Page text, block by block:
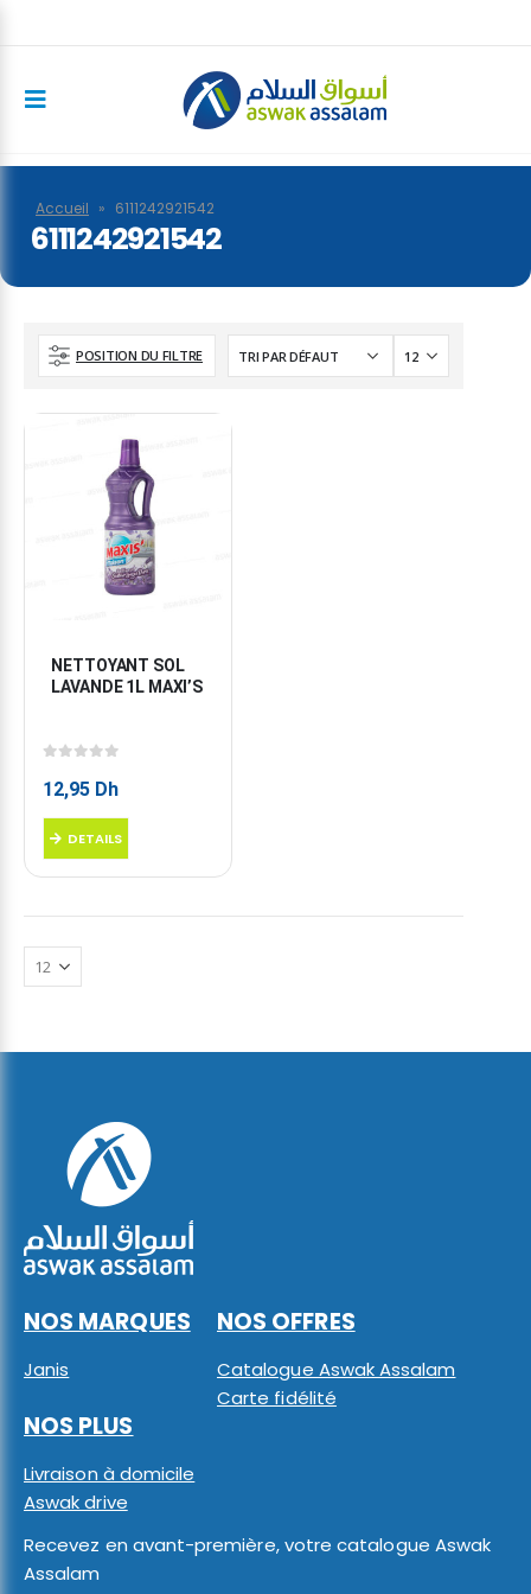
Accueil » 6111242921542
6111242921542
POSITION DU FILTRE
NETTOYANT SOL
LAVANDE 1L MAXI’S
12,95 Dh
DETAILS
NOS MARQUES
Janis
NOS OFFRES
Catalogue Aswak Assalam
Carte fidélité
NOS PLUS
Livraison à domicile
Aswak drive
Recevez en avant-première, votre catalogue Aswak
Assalam